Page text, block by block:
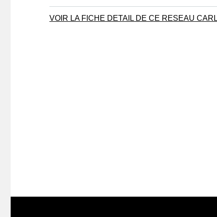
VOIR LA FICHE DETAIL DE CE RESEAU